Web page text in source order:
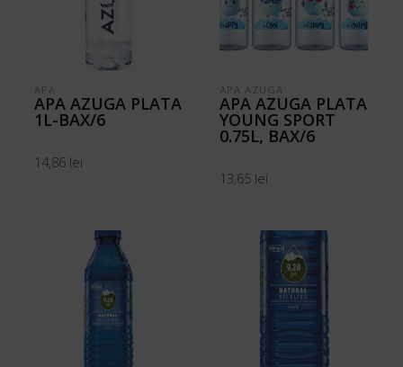
APA
APA AZUGA PLATA
1L-BAX/6
14,86 lei
APA AZUGA
APA AZUGA PLATA
YOUNG SPORT
0.75L, BAX/6
13,65 lei